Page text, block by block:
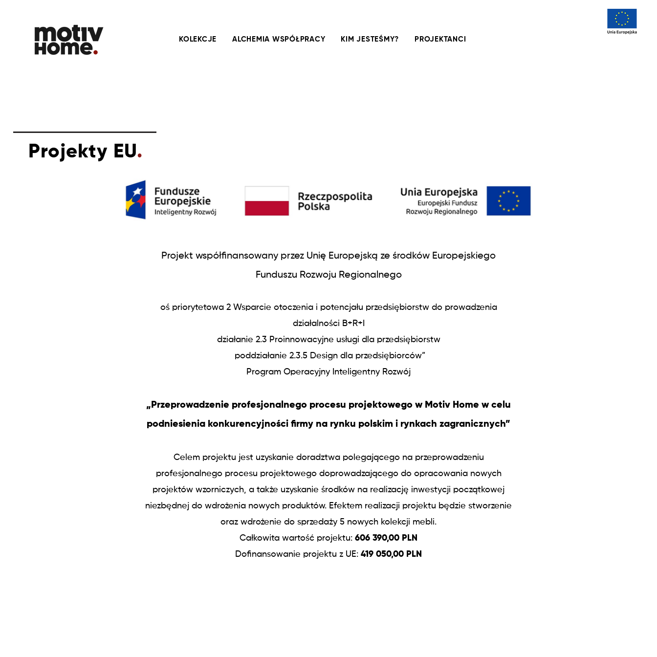
KOLEKCJE ALCHEMIA WSPÓŁPRACY KIM JESTEŚMY? PROJEKTANCI
Projekty EU.
Projekt współfinansowany przez Unię Europejską ze środków Europejskiego
Funduszu Rozwoju Regionalnego
oś priorytetowa 2 Wsparcie otoczenia i potencjału przedsiębiorstw do prowadzenia
działalności B+R+I
działanie 2.3 Proinnowacyjne usługi dla przedsiębiorstw
poddziałanie 2.3.5 Design dla przedsiębiorców”
Program Operacyjny Inteligentny Rozwój
„Przeprowadzenie profesjonalnego procesu projektowego w Motiv Home w celu
podniesienia konkurencyjności firmy na rynku polskim i rynkach zagranicznych”
Celem projektu jest uzyskanie doradztwa polegającego na przeprowadzeniu
profesjonalnego procesu projektowego doprowadzającego do opracowania nowych
projektów wzorniczych, a także uzyskanie środków na realizację inwestycji początkowej
niezbędnej do wdrożenia nowych produktów. Efektem realizacji projektu będzie stworzenie
oraz wdrożenie do sprzedaży 5 nowych kolekcji mebli.
Całkowita wartość projektu: 606 390,00 PLN
Dofinansowanie projektu z UE: 419 050,00 PLN